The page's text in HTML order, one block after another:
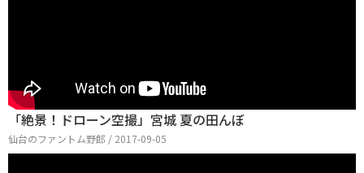
「絶景！ドローン空撮」宮城 夏の田んぼ
仙台のファントム野郎 / 2017-09-05